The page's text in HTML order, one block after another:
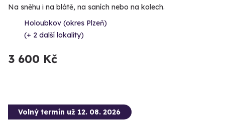
Na sněhu i na blátě, na saních nebo na kolech.
Holoubkov (okres Plzeň)
(+ 2 další lokality)
3 600 Kč
Volný termín už 12. 08. 2026